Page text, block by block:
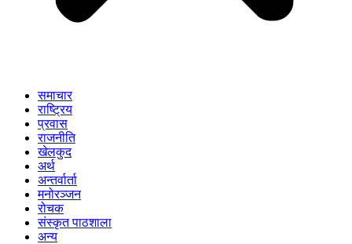
समाचार
राष्ट्रिय
प्रवास
राजनीति
खेलकुद
अर्थ
अन्तर्वार्ता
मनोरञ्जन
रोचक
संस्कृत पाठशाला
अन्य